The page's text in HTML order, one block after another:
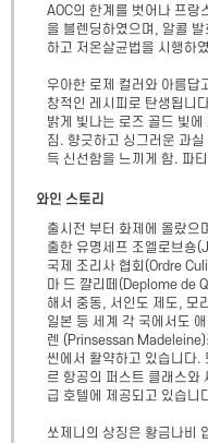
AOC의 한계를 벗어나 프랑
을 블렌딩하였으며, 알콜
하고 저온살균법을 시행하
우아한 로제 컬러와 아름답
창적인 레시피로 탄생됩니
밝게 빛나는 로즈 골드 빛
짐. 향긋하고 싱그러운 과
득 신선함을 느끼게 함. 파
와인 스토리
출시전 부터 화제에 올랐으
출한 유명세프 조엘로브숑
국제 조리사 협회(Ordre
마 드 꺌리떼(Deplome de
해서 중동, 서인도 제도, 모
일본 등 세계 각 국에서도
렌 (Prinsessan
씬에서 활약하고 있습니다.
르 항공의 퍼스트 클래스와
급 호텔에 제공되고 있습니
쏘제니의 상징은 황금나비